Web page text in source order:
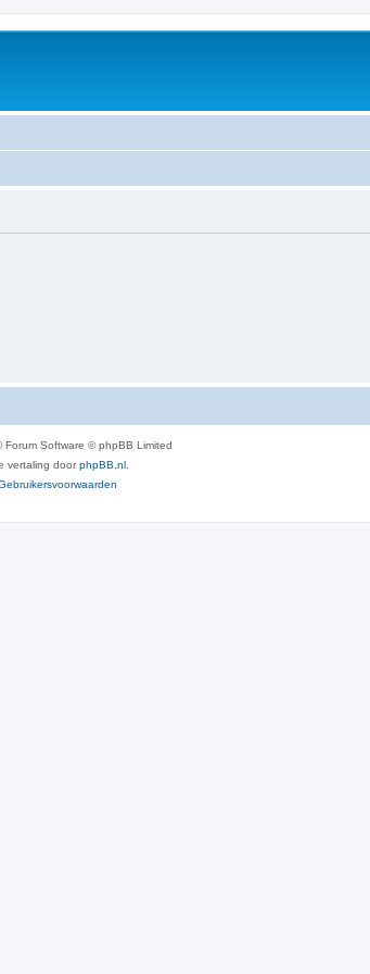
Forum Software © phpBB Limited
vertaling doorphpBB.nl